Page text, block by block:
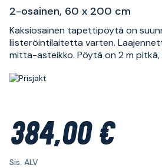
2-osainen, 60 x 200 cm
Kaksiosainen tapettipöytä on
liisteröintilaitetta varten.
mitta-asteikko. Pöytä on 2 m pitkä,
384,00 €
Sis. ALV